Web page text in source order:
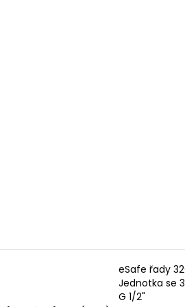
eSafe řady
Jednotka se
G 1/2"
4